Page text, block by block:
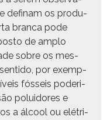
defi­nam os pro­du­
bran­ca pode
de amp­lo
sobre os mes­
por exem­p­
fós­seis pode­ri­
polu­idores e
a álcool ou elétri­